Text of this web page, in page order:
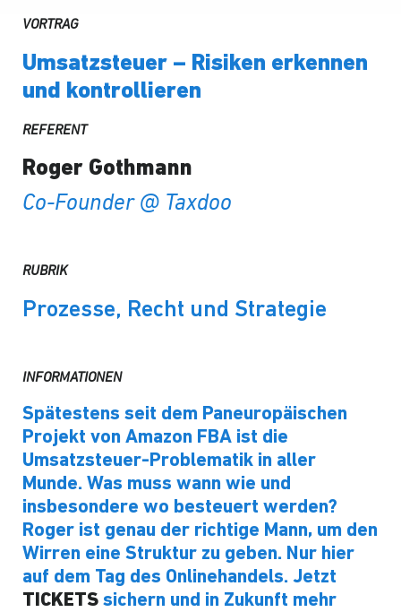
VORTRAG
Umsatzsteuer – Risiken erkennen
und kontrollieren
REFERENT
Roger Gothmann
Co-Founder @ Taxdoo
RUBRIK
Prozesse, Recht und Strategie
INFORMATIONEN
Spätestens seit dem Paneuropäischen
Projekt von Amazon FBA ist die
Umsatzsteuer-Problematik in aller
Munde. Was muss wann wie und
insbesondere wo besteuert werden?
Roger ist genau der richtige Mann, um den
Wirren eine Struktur zu geben. Nur hier
auf dem Tag des Onlinehandels. Jetzt
TICKETS sichern und in Zukunft mehr